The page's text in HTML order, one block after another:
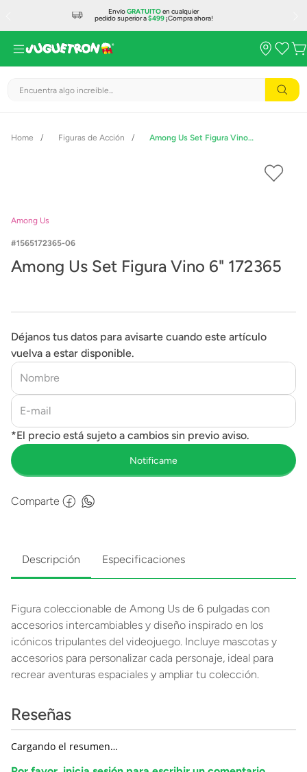
EnvíoGRATUITOen cualquier
pedido superior a$499¡Compra ahora!
Encuentra algo increíble...
Figuras de Acción Among Us Set Figura Vino 6" 172365
Among Us
1565172365-06
Among Us Set Figura Vino 6" 172365
Déjanos tus datos para avisarte cuando este artículo
vuelva a estar disponible.
Comparte
Descripción Especificaciones
Figura coleccionable de Among Us de 6 pulgadas con
accesorios intercambiables y diseño inspirado en los
icónicos tripulantes del videojuego. Incluye mascotas y
accesorios para personalizar cada personaje, ideal para
recrear aventuras espaciales y ampliar tu colección.
Reseñas
Cargando el resumen…